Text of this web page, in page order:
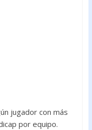
jugador con más
por equipo.